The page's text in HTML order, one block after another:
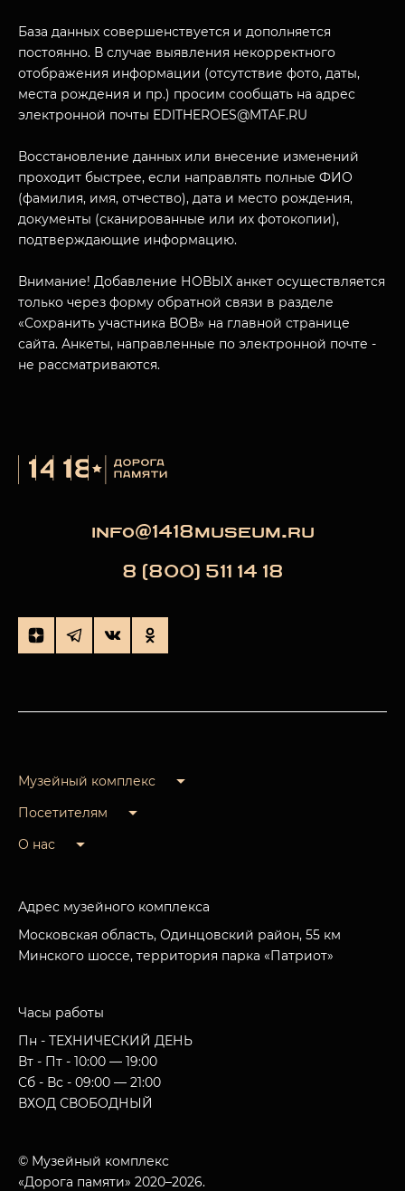
База данных совершенствуется и дополняется
постоянно. В случае выявления некорректного
отображения информации (отсутствие фото, даты,
места рождения и пр.) просим сообщать на адрес
электронной почты EDITHEROES@MTAF.RU
Восстановление данных или внесение изменений
проходит быстрее, если направлять полные ФИО
(фамилия, имя, отчество), дата и место рождения,
документы (сканированные или их фотокопии),
подтверждающие информацию.
Внимание! Добавление НОВЫХ анкет осуществляется
только через форму обратной связи в разделе
«Сохранить участника ВОВ» на главной странице
сайта. Анкеты, направленные по электронной почте -
не рассматриваются.
info@1418museum.ru
8 (800) 511 14 18
Музейный комплекс
Посетителям
О нас
Адрес музейного комплекса
Московская область, Одинцовский район, 55 км
Минского шоссе, территория парка «Патриот»
Часы работы
Пн - ТЕХНИЧЕСКИЙ ДЕНЬ
Вт - Пт - 10:00 — 19:00
Сб - Вс - 09:00 — 21:00
ВХОД СВОБОДНЫЙ
© Музейный комплекс
«Дорога памяти» 2020–2026.